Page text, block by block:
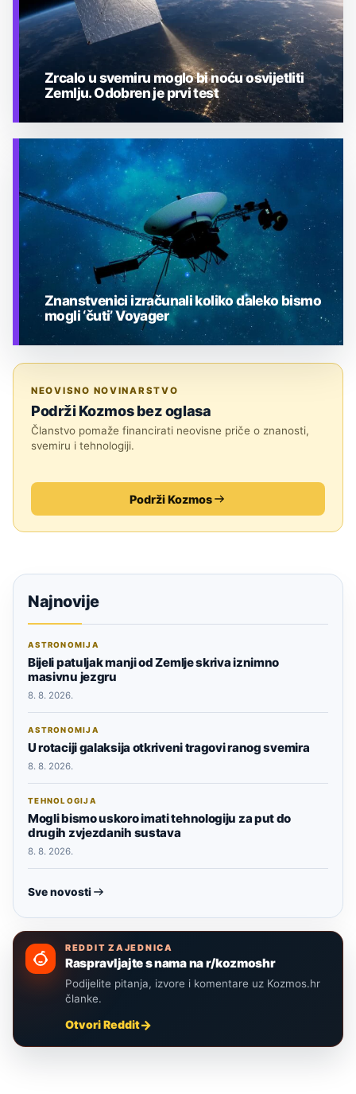
TEHNOLOGIJA
Zrcalo u svemiru moglo bi noću osvijetliti
Zemlju. Odobren je prvi test
Znanstvenici izračunali koliko daleko bismo
mogli ‘čuti’ Voyager
NEOVISNO NOVINARSTVO
Podrži Kozmos bez oglasa
Članstvo pomaže financirati neovisne priče o znanosti,
svemiru i tehnologiji.
Podrži Kozmos
Najnovije
ASTRONOMIJA
Bijeli patuljak manji od Zemlje skriva iznimno
masivnu jezgru
8. 8. 2026.
ASTRONOMIJA
U rotaciji galaksija otkriveni tragovi ranog svemira
8. 8. 2026.
TEHNOLOGIJA
Mogli bismo uskoro imati tehnologiju za put do
drugih zvjezdanih sustava
8. 8. 2026.
Sve novosti
REDDIT ZAJEDNICA
Raspravljajte s nama na r/kozmoshr
Podijelite pitanja, izvore i komentare uz Kozmos.hr
članke.
Otvori Reddit